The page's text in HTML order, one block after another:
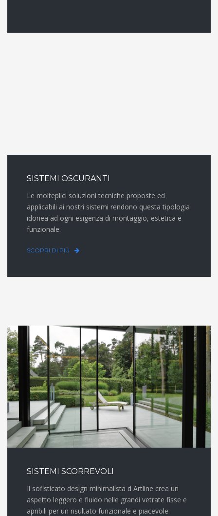
SISTEMI OSCURANTI
Le molteplici soluzioni tecniche proposte ed
applicabili ai nostri sistemi rendono questa tipologia
idonea ad ogni esigenza di montaggio, estetica e
funzionale.
SCOPRI DI PIÙ
SISTEMI SCORREVOLI
Il sofisticato design minimalista d Artline crea un
aspetto leggero e fluido nelle grandi vetrate fisse e
apribili per un risultato funzionale e piacevole.